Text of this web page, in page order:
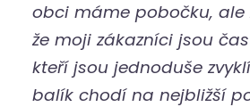
obci máme pobočku, ale
že moji zákazníci jsou
kteří jsou jednoduše
balík chodí na nejbližší